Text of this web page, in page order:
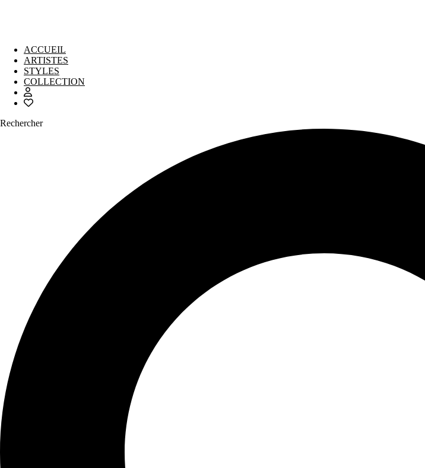
ACCUEIL
ARTISTES
STYLES
COLLECTION
Rechercher